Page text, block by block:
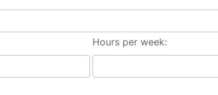
Hours per week: